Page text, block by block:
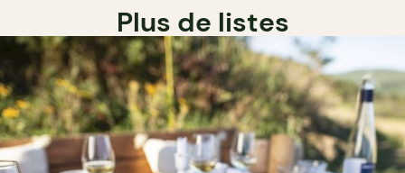
Plus de listes